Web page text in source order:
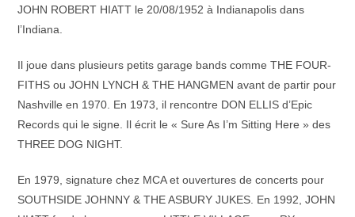
JOHN ROBERT HIATT le 20/08/1952 à Indianapolis dans
l’Indiana.
Il joue dans plusieurs petits garage bands comme THE FOUR-
FITHS ou JOHN LYNCH & THE HANGMEN avant de partir pour
Nashville en 1970. En 1973, il rencontre DON ELLIS d’Epic
Records qui le signe. Il écrit le « Sure As I’m Sitting Here » des
THREE DOG NIGHT.
En 1979, signature chez MCA et ouvertures de concerts pour
SOUTHSIDE JOHNNY & THE ASBURY JUKES. En 1992, JOHN